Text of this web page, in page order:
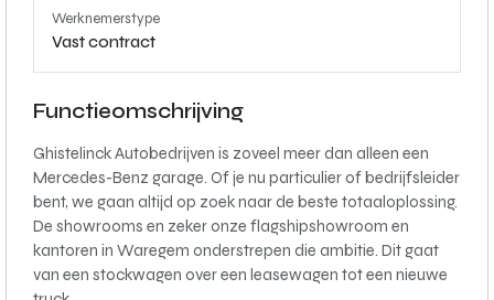
Werknemerstype
Vast contract
Functieomschrijving
Ghistelinck Autobedrijven is zoveel meer dan alleen een
Mercedes-Benz garage. Of je nu particulier of bedrijfsleider
bent, we gaan altijd op zoek naar de beste totaaloplossing.
De showrooms en zeker onze flagshipshowroom en
kantoren in Waregem onderstrepen die ambitie. Dit gaat
van een stockwagen over een leasewagen tot een nieuwe